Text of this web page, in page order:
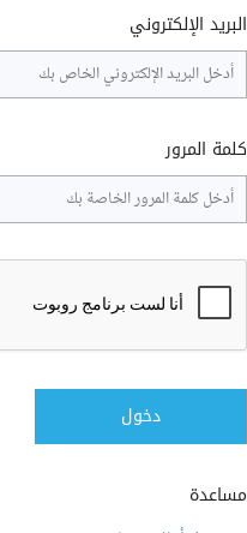
البريد الإلكتروني
كلمة المرور
دخول
مساعدة